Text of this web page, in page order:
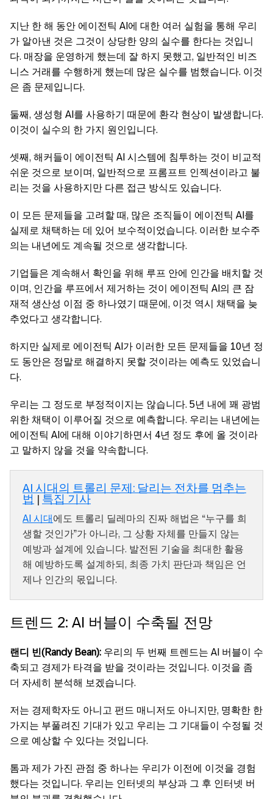
지난 한 해 동안 에이전틱 AI에 대한 여러 실험을 통해 우리
가 알아낸 것은 그것이 상당한 양의 실수를 한다는 것입니
다. 매장을 운영하게 했는데 잘 하지 못했고, 일반적인 비즈
니스 거래를 수행하게 했는데 많은 실수를 범했습니다. 이것
은 좀 문제입니다.
둘째, 생성형 AI를 사용하기 때문에 환각 현상이 발생합니다.
이것이 실수의 한 가지 원인입니다.
셋째, 해커들이 에이전틱 AI 시스템에 침투하는 것이 비교적
쉬운 것으로 보이며, 일반적으로 프롬프트 인젝션이라고 불
리는 것을 사용하지만 다른 접근 방식도 있습니다.
이 모든 문제들을 고려할 때, 많은 조직들이 에이전틱 AI를
실제로 채택하는 데 있어 보수적이었습니다. 이러한 보수주
의는 내년에도 계속될 것으로 생각합니다.
기업들은 계속해서 확인을 위해 루프 안에 인간을 배치할 것
이며, 인간을 루프에서 제거하는 것이 에이전틱 AI의 큰 잠
재적 생산성 이점 중 하나였기 때문에, 이것 역시 채택을 늦
추었다고 생각합니다.
하지만 실제로 에이전틱 AI가 이러한 모든 문제들을 10년 정
도 동안은 정말로 해결하지 못할 것이라는 예측도 있었습니
다.
우리는 그 정도로 부정적이지는 않습니다. 5년 내에 꽤 광범
위한 채택이 이루어질 것으로 예측합니다. 우리는 내년에는
에이전틱 AI에 대해 이야기하면서 4년 정도 후에 올 것이라
고 말하지 않을 것을 약속합니다.
AI 시대의 트롤리 문제: 달리는 전차를 멈추는
법 | 특집 기사
AI 시대 에도 트롤리 딜레마의 진짜 해법은 “누구를 희
생할 것인가”가 아니라, 그 상황 자체를 만들지 않는
예방과 설계에 있습니다. 발전된 기술을 최대한 활용
해 예방하도록 설계하되, 최종 가치 판단과 책임은 언
제나 인간의 몫입니다.
트렌드 2: AI 버블이 수축될 전망
랜디 빈(Randy Bean): 우리의 두 번째 트렌드는 AI 버블이 수
축되고 경제가 타격을 받을 것이라는 것입니다. 이것을 좀
더 자세히 분석해 보겠습니다.
저는 경제학자도 아니고 펀드 매니저도 아니지만, 명확한 한
가지는 부풀려진 기대가 있고 우리는 그 기대들이 수정될 것
으로 예상할 수 있다는 것입니다.
톰과 제가 가진 관점 중 하나는 우리가 이전에 이것을 경험
했다는 것입니다. 우리는 인터넷의 부상과 그 후 인터넷 버